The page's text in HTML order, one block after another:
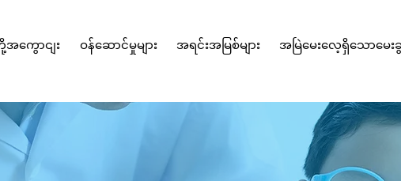
အကွောငျး ဝန်ဆောင်မှုများ အရင်းအမြစ်များ အမြဲမေးလေ့ရှိသောမေးခွ